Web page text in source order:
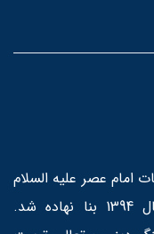
امام عصر علیه السلام
و بر پایه اصول بنیادین تشیع در سال 1394 بنا نهاده شد.